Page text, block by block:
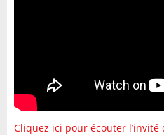
Cliquez ici pour écouter l’invité